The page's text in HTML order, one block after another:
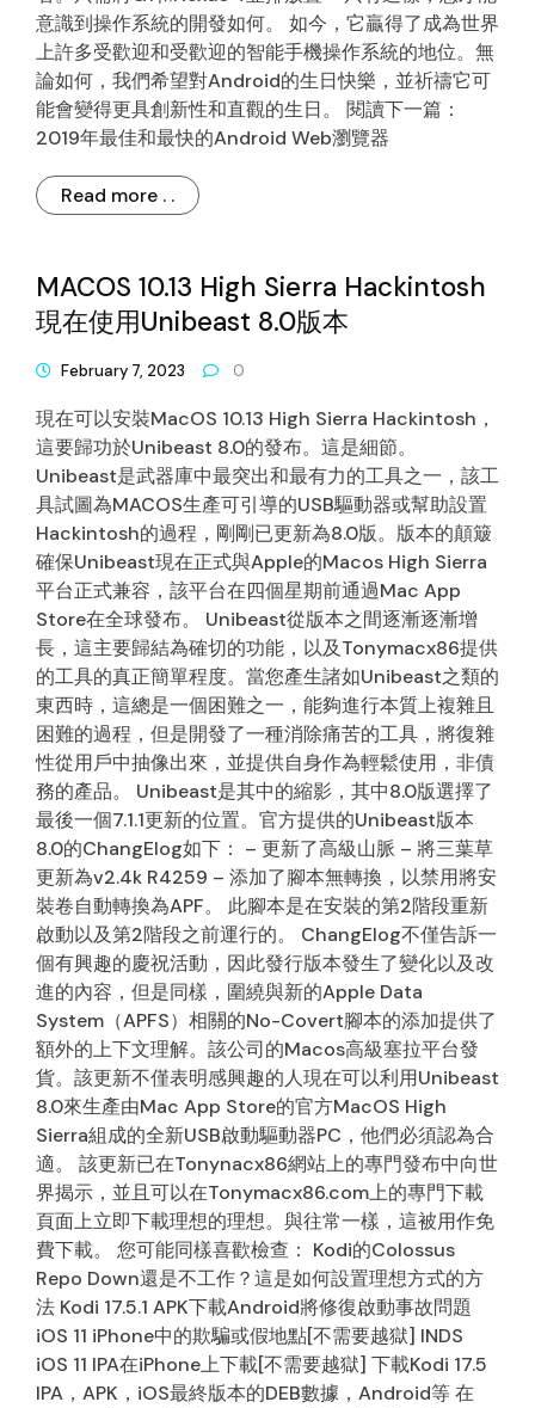
意識到操作系統的開發如何。 如今，它贏得了成為世界
上許多受歡迎和受歡迎的智能手機操作系統的地位。無
論如何，我們希望對Android的生日快樂，並祈禱它可
能會變得更具創新性和直觀的生日。 閱讀下一篇：
2019年最佳和最快的Android Web瀏覽器
Read more . .
MACOS 10.13 High Sierra Hackintosh
現在使用Unibeast 8.0版本
February 7, 2023 0
現在可以安裝MacOS 10.13 High Sierra Hackintosh，
這要歸功於Unibeast 8.0的發布。這是細節。
Unibeast是武器庫中最突出和最有力的工具之一，該工
具試圖為MACOS生產可引導的USB驅動器或幫助設置
Hackintosh的過程，剛剛已更新為8.0版。版本的顛簸
確保Unibeast現在正式與Apple的Macos High Sierra
平台正式兼容，該平台在四個星期前通過Mac App
Store在全球發布。 Unibeast從版本之間逐漸逐漸增
長，這主要歸結為確切的功能，以及Tonymacx86提供
的工具的真正簡單程度。當您產生諸如Unibeast之類的
東西時，這總是一個困難之一，能夠進行本質上複雜且
困難的過程，但是開發了一種消除痛苦的工具，將復雜
性從用戶中抽像出來，並提供自身作為輕鬆使用，非債
務的產品。 Unibeast是其中的縮影，其中8.0版選擇了
最後一個7.1.1更新的位置。官方提供的Unibeast版本
8.0的ChangElog如下： – 更新了高級山脈 – 將三葉草
更新為v2.4k R4259 – 添加了腳本無轉換，以禁用將安
裝卷自動轉換為APF。 此腳本是在安裝的第2階段重新
啟動以及第2階段之前運行的。 ChangElog不僅告訴一
個有興趣的慶祝活動，因此發行版本發生了變化以及改
進的內容，但是同樣，圍繞與新的Apple Data
System（APFS）相關的No-Covert腳本的添加提供了
額外的上下文理解。該公司的Macos高級塞拉平台發
貨。該更新不僅表明感興趣的人現在可以利用Unibeast
8.0來生產由Mac App Store的官方MacOS High
Sierra組成的全新USB啟動驅動器PC，他們必須認為合
適。 該更新已在Tonynacx86網站上的專門發布中向世
界揭示，並且可以在Tonymacx86.com上的專門下載
頁面上立即下載理想的理想。與往常一樣，這被用作免
費下載。 您可能同樣喜歡檢查： Kodi的Colossus
Repo Down還是不工作？這是如何設置理想方式的方
法 Kodi 17.5.1 APK下載Android將修復啟動事故問題
iOS 11 iPhone中的欺騙或假地點[不需要越獄] INDS
iOS 11 IPA在iPhone上下載[不需要越獄] 下載Kodi 17.5
IPA，APK，iOS最終版本的DEB數據，Android等 在